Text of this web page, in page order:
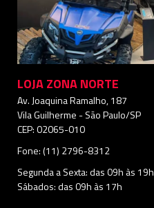
LOJA ZONA NORTE
Av. Joaquina Ramalho, 187
Vila Guilherme - São Paulo/SP
CEP: 02065-010
Fone: (11) 2796-8312
Segunda a Sexta: das 09h às 19h
Sábados: das 09h às 17h